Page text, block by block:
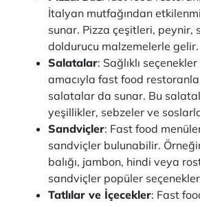
İtalyan mutfağından
sunar. Pizza çeşitleri, peynir,
doldurucu malzemelerle gelir.
Salatalar: Sağlıklı
amacıyla fast food
salatalar da sunar. Bu
yeşillikler, sebzeler ve
Sandviçler: Fast food
sandviçler bulunabilir.
balığı, jambon, hindi veya
sandviçler popüler
Tatlılar ve İçecekler: Fast